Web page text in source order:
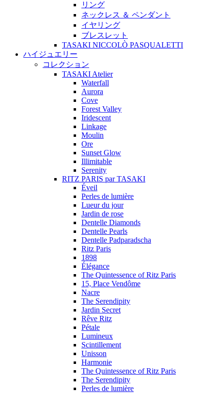
リング
ネックレス ＆ ペンダント
イヤリング
ブレスレット
TASAKI NICCOLÒ PASQUALETTI
ハイジュエリー
コレクション
TASAKI Atelier
Waterfall
Aurora
Cove
Forest Valley
Iridescent
Linkage
Moulin
Ore
Sunset Glow
Illimitable
Serenity
RITZ PARIS par TASAKI
Éveil
Perles de lumière
Lueur du jour
Jardin de rose
Dentelle Diamonds
Dentelle Pearls
Dentelle Padparadscha
Ritz Paris
1898
Élégance
The Quintessence of Ritz Paris
15, Place Vendôme
Nacre
The Serendipity
Jardin Secret
Rêve Ritz
Pétale
Lumineux
Scintillement
Unisson
Harmonie
The Quintessence of Ritz Paris
The Serendipity
Perles de lumière